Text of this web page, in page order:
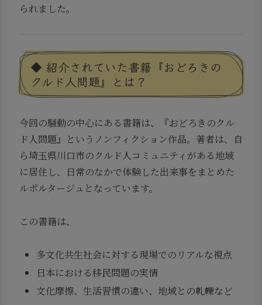
られました。
◆ 紹介されていた書籍『おどろきの
クルド人問題』とは？
今回の騒動の中心にある書籍は、『おどろきのクル
ド人問題』というノンフィクション作品。著者は、自
ら埼玉県川口市のクルド人コミュニティがある地域
に居住し、日常のなかで体験した出来事をまとめた
ルポルタージュとなっています。
この書籍は、
多文化共生社会に対する現場でのリアルな視点
日本における移民問題の実情
文化摩擦、生活習慣の違い、地域との軋轢など